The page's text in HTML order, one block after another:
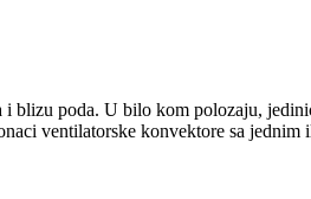
poda. U bilo kom polozaju,
ventilatorske konvektore sa